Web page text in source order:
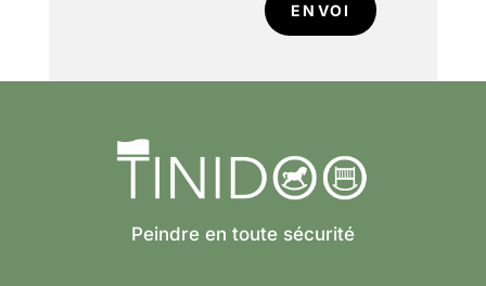
ENVOI
Peindre en toute sécurité